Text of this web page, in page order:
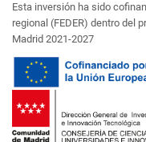
Esta inversión ha sido
regional (FEDER) dentro del
Madrid 2021-2027